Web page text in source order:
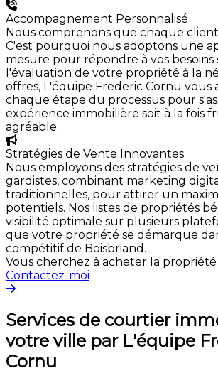
Accompagnement Personnalisé
Nous comprenons que chaque
C'est pourquoi nous adoptons une
mesure pour répondre à vos besoins
l'évaluation de votre propriété à la
offres, L'équipe Frederic Cornu vous
chaque étape du processus pour
expérience immobilière soit à la fois
agréable.
Stratégies de Vente Innovantes
Nous employons des stratégies de
gardistes, combinant marketing
traditionnelles, pour attirer un
potentiels. Nos listes de propriétés
visibilité optimale sur plusieurs
que votre propriété se démarque
compétitif de Boisbriand.
Vous cherchez à acheter la propriété
Contactez-moi
Services de courtier
votre ville par L'équipe
Cornu